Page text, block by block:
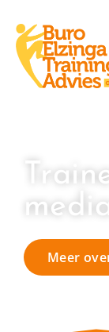
Meer